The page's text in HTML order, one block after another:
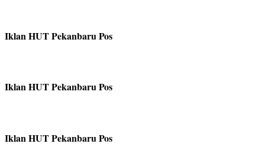
Iklan HUT Pekanbaru Pos
Iklan HUT Pekanbaru Pos
Iklan HUT Pekanbaru Pos